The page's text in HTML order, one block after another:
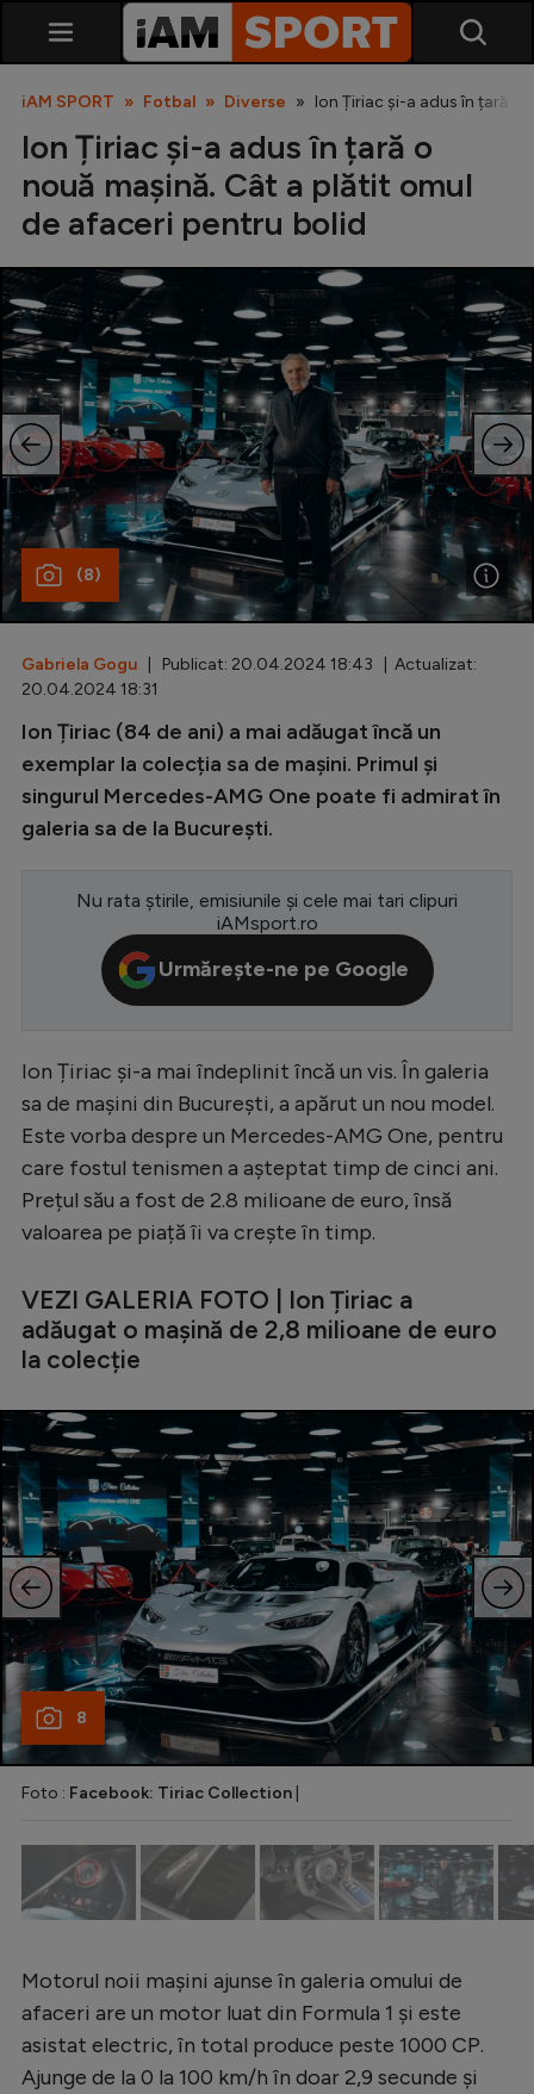
SuperLiga
Liga 2
Cupa României
Echipa Națională
U21
Fotbal feminin
Special
Diverse
Inedit
Champions League
Conference League
CM 2026
Premier League
Serie A
Bundesliga
Ligue 1
Campionate
EURO 2024
Clasamente
Tenis
Handbal
Natație
Formula 1
Gimnastică
Auto
Rugby
Ciclism
Alte sporturi
JO 2026
iAM SPORT Fotbal Diverse Ion Țiriac și-a adus în țară
Ion Țiriac și-a adus în țară o
nouă mașină. Cât a plătit omul
de afaceri pentru bolid
(8)
Gabriela Gogu | Publicat: 20.04.2024 18:43 | Actualizat:
20.04.2024 18:31
Ion Țiriac (84 de ani) a mai adăugat încă un
exemplar la colecția sa de mașini. Primul și
singurul Mercedes-AMG One poate fi admirat în
galeria sa de la București.
Nu rata știrile, emisiunile și cele mai tari clipuri
iAMsport.ro
Urmărește-ne pe Google
Ion Țiriac și-a mai îndeplinit încă un vis. În galeria
sa de mașini din București, a apărut un nou model.
Este vorba despre un Mercedes-AMG One, pentru
care fostul tenismen a așteptat timp de cinci ani.
Prețul său a fost de 2.8 milioane de euro, însă
valoarea pe piață îi va crește în timp.
VEZI GALERIA FOTO | Ion Țiriac a
adăugat o mașină de 2,8 milioane de euro
la colecție
8
Foto : Facebook: Tiriac Collection
Motorul noii mașini ajunse în galeria omului de
afaceri are un motor luat din Formula 1 și este
asistat electric, în total produce peste 1000 CP.
Ajunge de la 0 la 100 km/h în doar 2,9 secunde și